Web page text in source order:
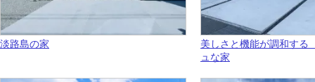
淡路島の家
美しさと機能が調和す
ュな家